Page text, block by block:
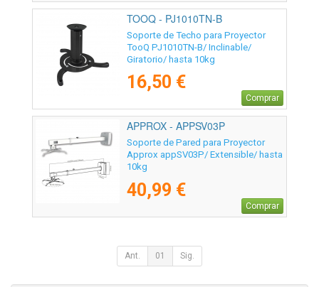
TOOQ - PJ1010TN-B
Soporte de Techo para Proyector
TooQ PJ1010TN-B/ Inclinable/
Giratorio/ hasta 10kg
16,50 €
Comprar
APPROX - APPSV03P
Soporte de Pared para Proyector
Approx appSV03P/ Extensible/ hasta
10kg
40,99 €
Comprar
Ant. 01 Sig.